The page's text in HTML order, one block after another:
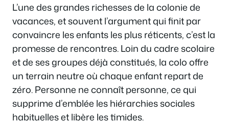
L’une des grandes richesses de la colonie de
vacances, et souvent l’argument qui finit par
convaincre les enfants les plus réticents, c’est la
promesse de rencontres. Loin du cadre scolaire
et de ses groupes déjà constitués, la colo offre
un terrain neutre où chaque enfant repart de
zéro. Personne ne connaît personne, ce qui
supprime d’emblée les hiérarchies sociales
habituelles et libère les timides.